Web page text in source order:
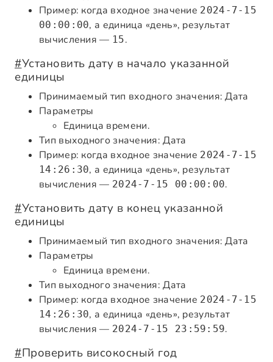
Пример: когда входное значение 2024-7-15
00:00:00, а единица «день», результат
вычисления — 15.
#Установить дату в начало указанной
единицы
Принимаемый тип входного значения: Дата
Параметры
Единица времени.
Тип выходного значения: Дата
Пример: когда входное значение 2024-7-15
14:26:30, а единица «день», результат
вычисления — 2024-7-15 00:00:00.
#Установить дату в конец указанной
единицы
Принимаемый тип входного значения: Дата
Параметры
Единица времени.
Тип выходного значения: Дата
Пример: когда входное значение 2024-7-15
14:26:30, а единица «день», результат
вычисления — 2024-7-15 23:59:59.
#Проверить високосный год